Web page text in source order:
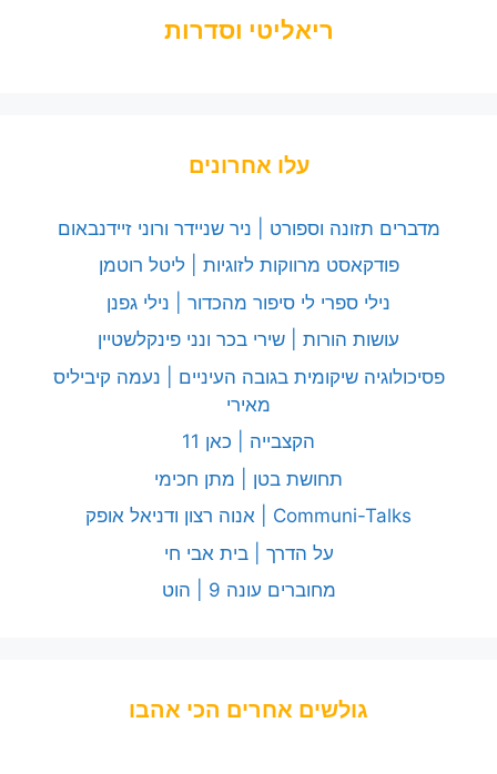
ריאליטי וסדרות
עלו אחרונים
מדברים תזונה וספורט | ניר שניידר ורוני זיידנבאום
פודקאסט מרווקות לזוגיות | ליטל רוטמן
נילי ספרי לי סיפור מהכדור | נילי גפנן
עושות הורות | שירי בכר ונני פינקלשטיין
פסיכולוגיה שיקומית בגובה העיניים | נעמה קיביליס
מאירי
הקצבייה | כאן 11
תחושת בטן | מתן חכימי
Communi-Talks | אנוה רצון ודניאל אופק
על הדרך | בית אבי חי
מחוברים עונה 9 | הוט
גולשים אחרים הכי אהבו